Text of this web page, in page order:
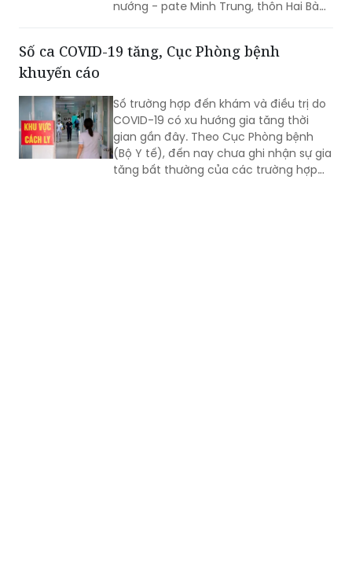
Số ca COVID-19 tăng, Cục Phòng bệnh
Số trường hợp đến khám và điều trị do
gian gần đây. Theo Cục Phòng bệnh
(Bộ Y tế), đến nay chưa ghi nhận sự gia
tăng bất thường của các trường hợp
nặng hoặc tử vong do COVID-19. Tuy
nhiên, mọi người, đặc biệt 6 nhóm
người có nguy cơ cao vẫn phải chủ